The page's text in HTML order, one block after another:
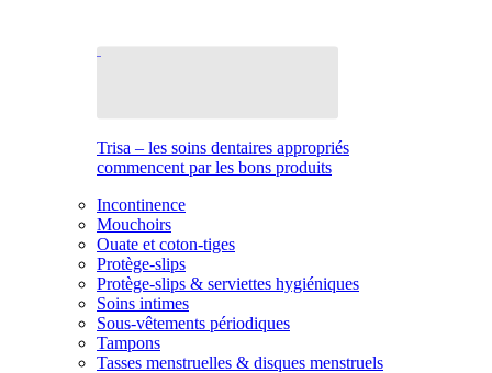
Trisa – les soins dentaires appropriés
commencent par les bons produits
Incontinence
Mouchoirs
Ouate et coton-tiges
Protège-slips
Protège-slips & serviettes hygiéniques
Soins intimes
Sous-vêtements périodiques
Tampons
Tasses menstruelles & disques menstruels